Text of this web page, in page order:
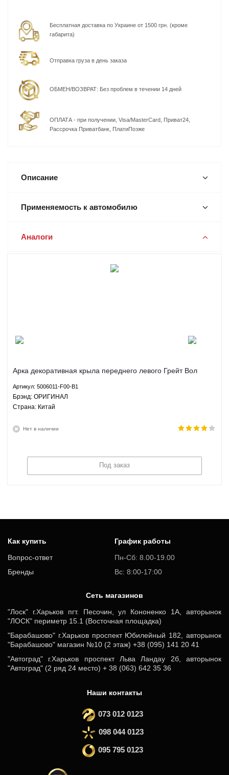
Бесплатная доставка по Украине от 1500 грн. (кроме
габарита)
Отправка груза в день заказа
ОБМЕН/ВОЗВРАТ: Без проблем в течении 14 дней
ОПЛАТА - при получении, Visa/MasterCard, Приват24,
Рассрочка Приватбанк, ПлатиПозже
Описание
Применяемость к автомобилю
Аналоги
Арка декоративная крыла переднего левого Грейт Вол
F00-B1 ОРИГИНАЛ
Артикул: 5006011-F00-B1
Брэнд: ОРИГИНАЛ
Страна: Китай
Нет в наличии
Под заказ
Как купить
Вопрос-ответ
Бренды
График работы
Пн-Сб: 8.00-19.00
Вс: 8:00-17:00
Cеть магазинов
"Лоск" г.Харьков пгт. Песочин, ул Кононенко 1А, авторынок
"ЛОСК" периметр 15.1 (Восточная площадка)
"Барабашово" г.Харьков проспект Юбилейный 182, авторынок
"Барабашово" магазин №10 (2 этаж) +38 (095) 141 20 41
"Автоград" г.Харьков проспект Льва Ландау 2б, авторынок
"Автоград" (2 ряд 24 место) + 38 (063) 642 35 36
Наши контакты
073 012 0123
098 044 0123
095 795 0123